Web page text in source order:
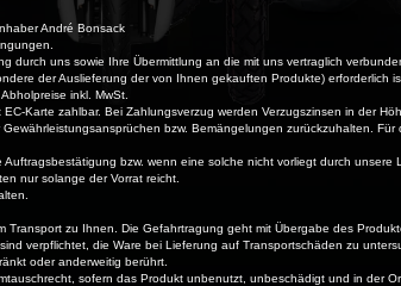
André Bonsack
uns sowie Ihre Übermittlung an die mit uns vertraglich
der Auslieferung der von Ihnen gekauften Produkte) erforderlich
inkl. MwSt.
Karte zahlbar. Bei Zahlungsverzug werden Verzugszinsen in der
bzw. Bemängelungen zurückzuhalten.
bzw. wenn eine solche nicht vorliegt durch unsere
nur solange der Vorrat reicht.
zu Ihnen. Die Gefahrtragung geht mit Übergabe des
verpflichtet, die Ware bei Lieferung auf Transportschäden zu
oder anderweitig berührt.
sofern das Produkt unbenutzt, unbeschädigt und in der